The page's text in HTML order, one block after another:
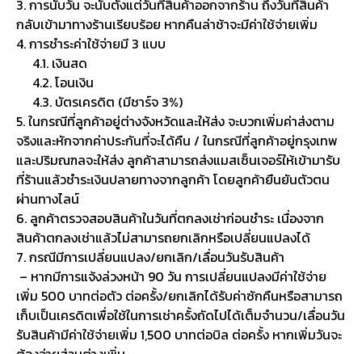
3. การนับวัน จะนับตั้งแต่วันที่สินค้าออกจากร้าน ถึงวันที่สินค้า
กลับเข้ามาทางร้านเรียบร้อย หากคืนล่าช้าจะมีค่าใช้จ่ายเพิ่ม
4. การชำระค่าใช้จ่ายมี 3 แบบ
4.1. เงินสด
4.2. โอนเงิน
4.3. บัตรเครดิต (มีชาร์จ 3%)
5. ในกรณีที่ลูกค้าอยู่ต่างจังหวัดและให้ส่ง จะบวกเพิ่มค่าส่งตาม
จริงและหักจากค่าประกันที่จะได้คืน / ในกรณีที่ลูกค้าอยู่กรุงเทพ
และปริมณฑลจะให้ส่ง ลูกค้าสามารถส่งแมสเซ็นเจอร์ให้เข้ามารับ
ที่ร้านแล้วชำระเงินปลายทางจากลูกค้า โดยลูกค้ายืนยันตัวตน
ผ่านทางไลน์
6. ลูกค้าตรวจสอบสินค้าในวันที่ตกลงเช่าก่อนชำระ เนื่องจาก
สินค้าตกลงเช่าแล้วไม่สามารถยกเลิกหรือเปลี่ยนแปลงได้
7. กรณีมีการเปลี่ยนแปลง/ยกเลิก/เลื่อนวันรับสินค้า
– หากมีการแจ้งล่วงหน้า 90 วัน การเปลี่ยนแปลงมีค่าใช้จ่าย
เพิ่ม 500 บาทต่อตัว ต่อครั้ง/ยกเลิกได้รับค่าซักคืนหรือสามารถ
เก็บเป็นเครดิตเพื่อใช้ในการเช่าครั้งถัดไปได้เต็มจำนวน/เลื่อนวัน
รับสินค้ามีค่าใช้จ่ายเพิ่ม 1,500 บาทต่อบิล ต่อครั้ง หากเพิ่มวันจะ